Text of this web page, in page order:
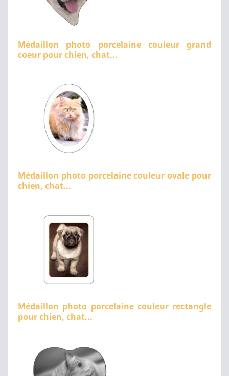
Médaillon photo porcelaine couleur grand
coeur pour chien, chat...
Médaillon photo porcelaine couleur ovale pour
chien, chat...
Médaillon photo porcelaine couleur rectangle
pour chien, chat...